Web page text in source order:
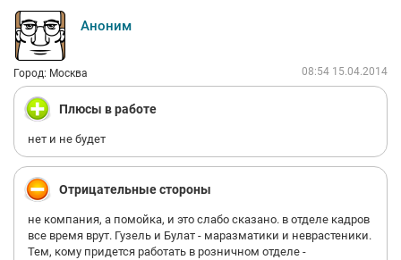
сразу увольняться и забыть о невыплаченной зарплате.
2) Перспектив карьерного роста практически никаких.
3) Соцпакет, обеды, парковка, спортзал и прочие мелкие
радости - и думать забудьте.
4) Переработки случаются часто, но денег за них не дают,
только отгулы.
5) Зарплата в конвертиках, конвертики недостаточно пухлые.
6) Зарплату не повышают до тех пор, пока не прожужжишь
начальству все мозги.
7) Поощрений и премий практически не бывает.
Аноним
Город: Москва 08:54 15.04.2014
Плюсы в работе
нет и не будет
Отрицательные стороны
не компания, а помойка, и это слабо сказано. в отделе кадров
все время врут. Гузель и Булат - маразматики и неврастеники.
Тем, кому придется работать в розничном отделе -